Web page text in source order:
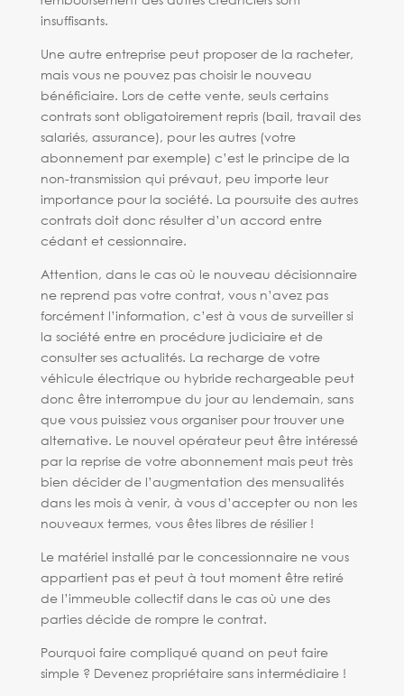
insuffisants.
Une autre entreprise peut proposer de la racheter,
mais vous ne pouvez pas choisir le nouveau
bénéficiaire. Lors de cette vente, seuls certains
contrats sont obligatoirement repris (bail, travail des
salariés, assurance), pour les autres (votre
abonnement par exemple) c’est le principe de la
non-transmission qui prévaut, peu importe leur
importance pour la société. La poursuite des autres
contrats doit donc résulter d’un accord entre
cédant et cessionnaire.
Attention, dans le cas où le nouveau décisionnaire
ne reprend pas votre contrat, vous n’avez pas
forcément l’information, c’est à vous de surveiller si
la société entre en procédure judiciaire et de
consulter ses actualités. La recharge de votre
véhicule électrique ou hybride rechargeable peut
donc être interrompue du jour au lendemain, sans
que vous puissiez vous organiser pour trouver une
alternative. Le nouvel opérateur peut être intéressé
par la reprise de votre abonnement mais peut très
bien décider de l’augmentation des mensualités
dans les mois à venir, à vous d’accepter ou non les
nouveaux termes, vous êtes libres de résilier !
Le matériel installé par le concessionnaire ne vous
appartient pas et peut à tout moment être retiré
de l’immeuble collectif dans le cas où une des
parties décide de rompre le contrat.
Pourquoi faire compliqué quand on peut faire
simple ? Devenez propriétaire sans intermédiaire !